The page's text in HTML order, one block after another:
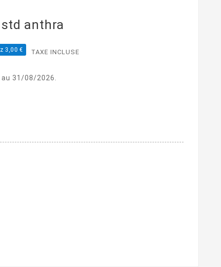
anthra
3,00 € TAXE INCLUSE
31/08/2026.